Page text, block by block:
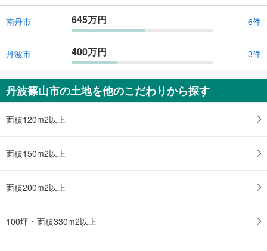
南丹市 645万円 6件
丹波市 400万円 3件
丹波篠山市の土地を他のこだわりから探す
面積120m2以上
面積150m2以上
面積200m2以上
100坪・面積330m2以上